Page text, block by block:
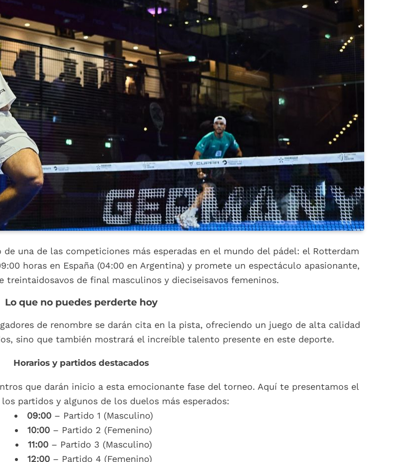
una de las competiciones más esperadas en el mundo del pádel: el Rotterdam
horas en España (04:00 en Argentina) y promete un espectáculo apasionante,
treintaidosavos de final masculinos y dieciseisavos femeninos.
Lo que no puedes perderte hoy
de renombre se darán cita en la pista, ofreciendo un juego de alta calidad
sino que también mostrará el increíble talento presente en este deporte.
Horarios y partidos destacados
que darán inicio a esta emocionante fase del torneo. Aquí te presentamos el
partidos y algunos de los duelos más esperados:
09:00– Partido 1 (Masculino)
10:00 – Partido 2 (Femenino)
11:00– Partido 3 (Masculino)
12:00 – Partido 4 (Femenino)